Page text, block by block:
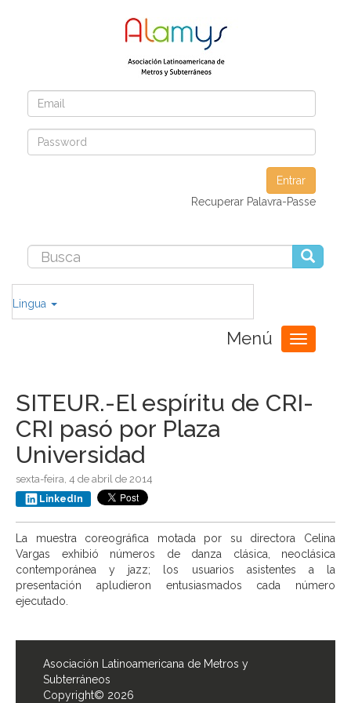
Entrar
Recuperar Palavra-Passe
Lingua
Menú
Toggle
navigation
SITEUR.-El espíritu de CRI-
CRI pasó por Plaza
Universidad
sexta-feira, 4 de abril de 2014
LinkedIn
La muestra coreográfica motada por su directora Celina
Vargas exhibió números de danza clásica, neoclásica
contemporánea y jazz; los usuarios asistentes a la
presentación apludieron entusiasmados cada número
ejecutado.
Asociación Latinoamericana de Metros y
Subterráneos
Copyright© 2026